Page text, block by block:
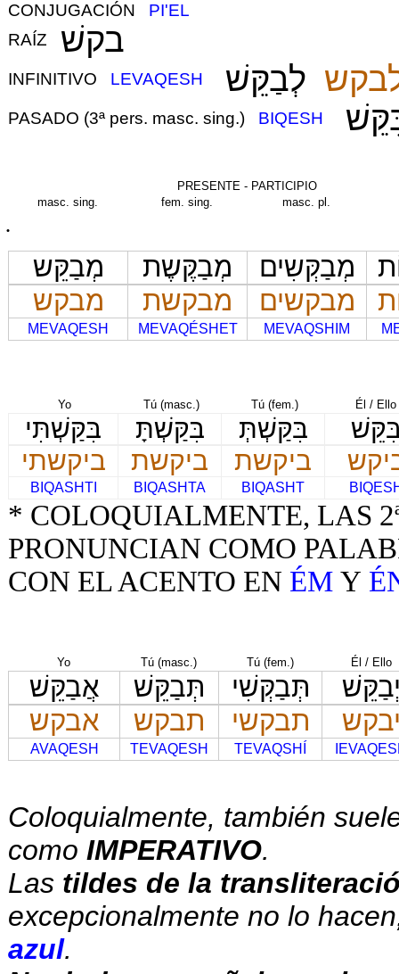
CONJUGACIÓN
PI'EL
RAÍZ
בקשׁ
INFINITIVO LEVAQESH לְבַקֵּשׁ
PASADO (3ª pers. masc. sing.) BIQESH
PRESENTE - PARTICIPIO
masc. sing.
fem. sing. masc. pl.
מְבַקֵּש מְבַקֶּשֶת מְבַקְּשִים
מבקש
מבקשת מבקשים
MEVAQESH MEVAQÉSHET MEVAQSHIM
Yo
Tú (masc.) Tú (fem.) Él / Ello
בִּקַּשְׁתִּי בִּקַּשְׁתָּ בִּקַּשְׁתְּ
ביקשתי
ביקשת ביקשת
BIQASHTI BIQASHTA BIQASHT
* COLOQUIALMENTE, LAS
PRONUNCIAN COMO
CON EL ACENTO EN ÉM Y
Yo Tú (masc.) Tú (fem.) Él / Ello
אֲבַקֵּשׁ תְּבַקֵּשׁ תְּבַקְּשִׁי
אבקש
תבקש תבקשי
AVAQESH TEVAQESH TEVAQSHÍ
Coloquialmente, también
como IMPERATIVO.
Las tildes de la
excepcionalmente no lo
azul.